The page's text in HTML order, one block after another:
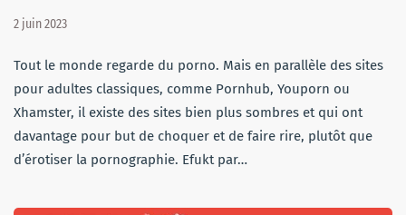
2 juin 2023
Tout le monde regarde du porno. Mais en parallèle des sites
pour adultes classiques, comme Pornhub, Youporn ou
Xhamster, il existe des sites bien plus sombres et qui ont
davantage pour but de choquer et de faire rire, plutôt que
d’érotiser la pornographie. Efukt par…